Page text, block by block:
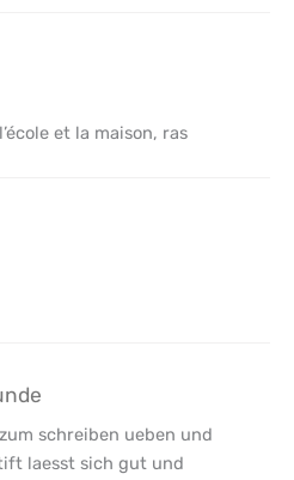
et la maison, ras
schreiben ueben und
laesst sich gut und